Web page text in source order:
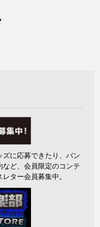
に応募できたり、バン
など、会員限定のコンテ
ター会員募集中。